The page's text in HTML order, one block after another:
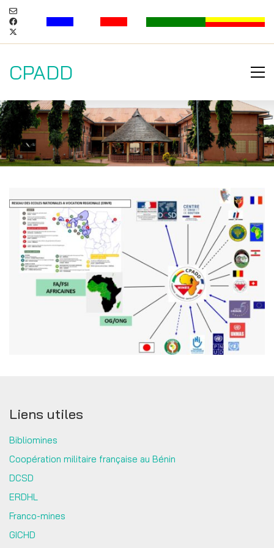
CPADD
Liens utiles
Bibliomines
Coopération militaire française au Bénin
DCSD
ERDHL
Franco-mines
GICHD